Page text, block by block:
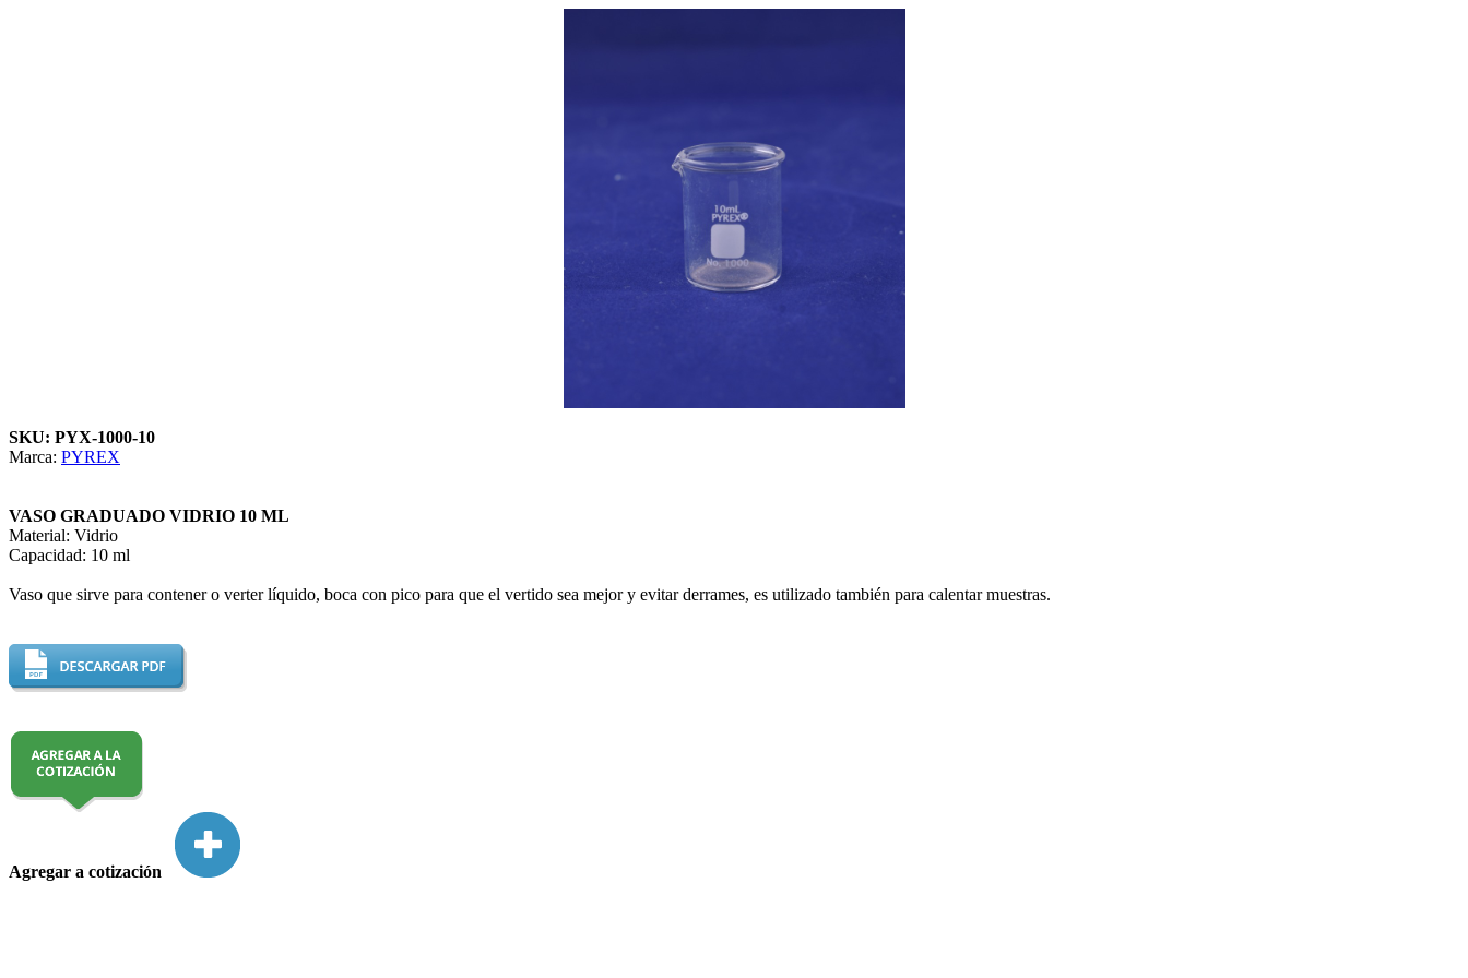
SKU: PYX-1000-10
Marca: PYREX
VASO GRADUADO VIDRIO 10 ML
Material: Vidrio
Capacidad: 10 ml
Vaso que sirve para contener o verter líquido, boca con pico para que el vertido sea mejor y evitar derrames, es utilizado también para calentar muestras.
Agregar a cotización